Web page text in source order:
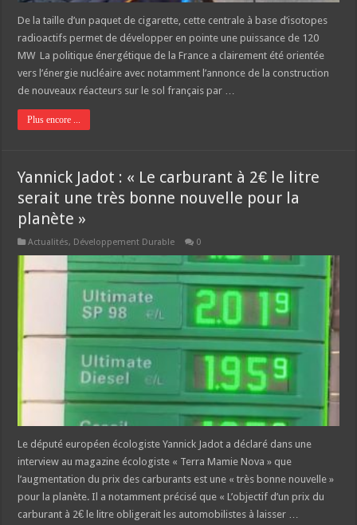
De la taille d’un paquet de cigarette, cette centrale à base d’isotopes
radioactifs permet de développer en pointe une puissance de 120
MW La politique énergétique de la France a clairement été orientée
vers l’énergie nucléaire avec notamment l’annonce de la construction
de nouveaux réacteurs sur le sol français par …
Plus encore ...
Yannick Jadot : « Le carburant à 2€ le litre
serait une très bonne nouvelle pour la
planète »
Actualités, Développement Durable 0
Le député européen écologiste Yannick Jadot a déclaré dans une
interview au magazine écologiste « Terra Mamie Nova » que
l’augmentation du prix des carburants est une « très bonne nouvelle »
pour la planète. Il a notamment précisé que « L’objectif d’un prix du
carburant à 2€ le litre obligerait les automobilistes à laisser …